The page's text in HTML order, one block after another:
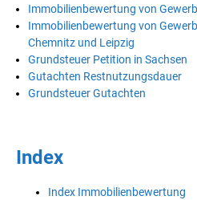
Immobilienbewertung von
Immobilienbewertung von
Chemnitz und Leipzig
Grundsteuer Petition in Sachsen
Gutachten Restnutzungsdauer
Grundsteuer Gutachten
Index
Index Immobilienbewertung